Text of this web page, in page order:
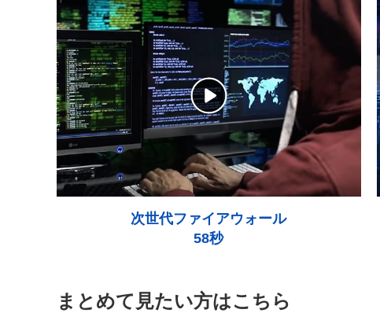
次世代ファイアウォール
58秒
まとめて見たい方はこちら